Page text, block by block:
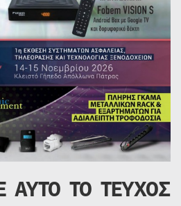
ΑΥΤΟ ΤΟ ΤΕΥΧΟΣ